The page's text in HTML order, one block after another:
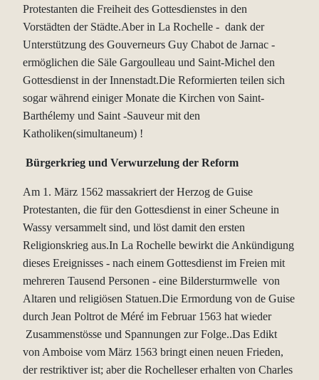
Protestanten die Freiheit des Gottesdienstes in den
Vorstädten der Städte.Aber in La Rochelle - dank der
Unterstützung des Gouverneurs Guy Chabot de Jarnac -
ermöglichen die Säle Gargoulleau und Saint-Michel den
Gottesdienst in der Innenstadt.Die Reformierten teilen sich
sogar während einiger Monate die Kirchen von Saint-
Barthélemy und Saint -Sauveur mit den
Katholiken(simultaneum) !
Bürgerkrieg und Verwurzelung der Reform
Am 1. März 1562 massakriert der Herzog de Guise
Protestanten, die für den Gottesdienst in einer Scheune in
Wassy versammelt sind, und löst damit den ersten
Religionskrieg aus.In La Rochelle bewirkt die Ankündigung
dieses Ereignisses - nach einem Gottesdienst im Freien mit
mehreren Tausend Personen - eine Bildersturmwelle von
Altaren und religiösen Statuen.Die Ermordung von de Guise
durch Jean Poltrot de Méré im Februar 1563 hat wieder
Zusammenstösse und Spannungen zur Folge..Das Edikt
von Amboise vom März 1563 bringt einen neuen Frieden,
der restriktiver ist; aber die Rochelleser erhalten von Charles